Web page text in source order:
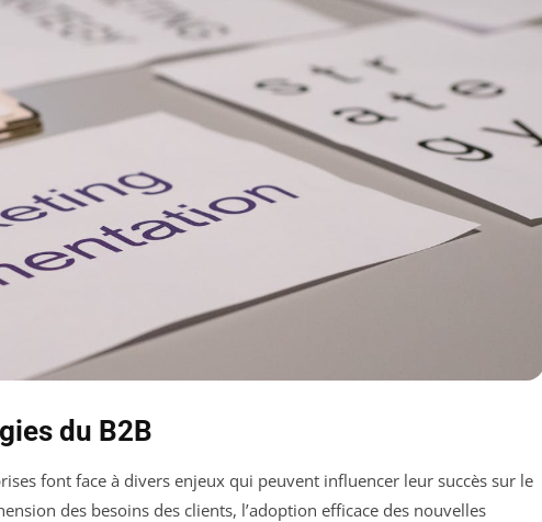
du B2B
font face à divers enjeux qui peuvent influencer leur succès sur le
des besoins des clients, l’adoption efficace des nouvelles